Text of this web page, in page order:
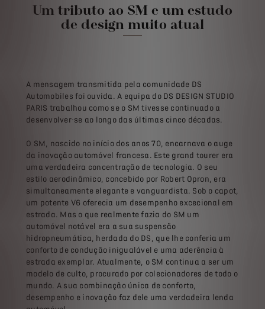
Um tributo ao SM e um estudo
de design muito atual
A mensagem transmitida pela comunidade DS
Automobiles foi ouvida. A equipa do DS DESIGN STUDIO
PARIS trabalhou como se o SM tivesse continuado a
desenvolver-se ao longo das últimas cinco décadas.
O SM, nascido no início dos anos 70, encarnava o auge
da inovação automóvel francesa. Este grand tourer era
uma verdadeira concentração de tecnologia. O seu
estilo aerodinâmico, concebido por Robert Opron, era
simultaneamente elegante e vanguardista. Sob o capot,
um potente V6 oferecia um desempenho excecional em
estrada. Mas o que realmente fazia do SM um
automóvel notável era a sua suspensão
hidropneumática, herdada do DS, que lhe conferia um
conforto de condução inigualável e uma aderência à
estrada exemplar. Atualmente, o SM continua a ser um
modelo de culto, procurado por colecionadores de todo o
mundo. A sua combinação única de conforto,
desempenho e inovação faz dele uma verdadeira lenda